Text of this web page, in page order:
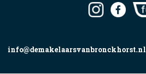
info@demakelaarsvanbronckhorst.nl